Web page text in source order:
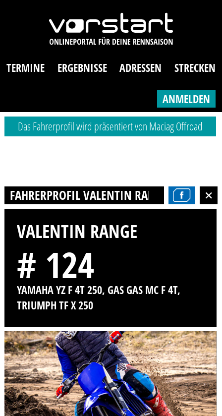
TERMINE ERGEBNISSE ADRESSEN STRECKEN
ANMELDEN
Das Fahrerprofil wird präsentiert von Maciag Offroad
FAHRERPROFIL VALENTIN RANGE
VALENTIN RANGE
# 124
YAMAHA YZ F 4T 250, GAS GAS MC F 4T,
TRIUMPH TF X 250